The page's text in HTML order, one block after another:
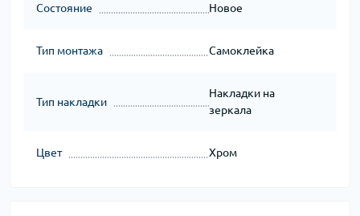
Состояние Новое
Тип монтажа Самоклейка
Тип накладки
Накладки на
зеркала
Цвет Хром